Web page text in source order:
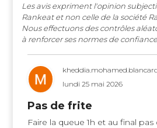
Les avis expriment l'opinion
Rankeat et non celle de la société
Nous effectuons des contrôles
à renforcer ses normes de
lundi 25 mai 2026
Pas de frite
Faire la queue 1h et au final